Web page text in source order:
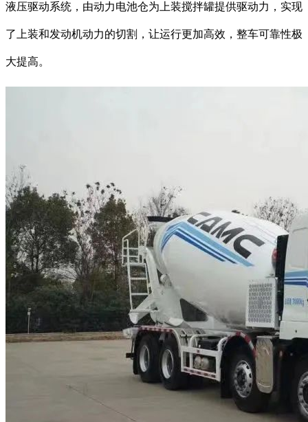
液压驱动系统，由动力电池仓为上装搅拌罐提供驱动力，实现
了上装和发动机动力的切割，让运行更加高效，整车可靠性极
大提高。